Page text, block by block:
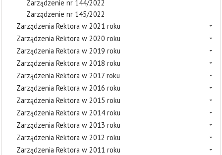
Zarządzenie nr 144/2022
Zarządzenie nr 145/2022
Zarządzenia Rektora w 2021 roku
Zarządzenia Rektora w 2020 roku
Zarządzenia Rektora w 2019 roku
Zarządzenia Rektora w 2018 roku
Zarządzenia Rektora w 2017 roku
Zarządzenia Rektora w 2016 roku
Zarządzenia Rektora w 2015 roku
Zarządzenia Rektora w 2014 roku
Zarządzenia Rektora w 2013 roku
Zarządzenia Rektora w 2012 roku
Zarządzenia Rektora w 2011 roku